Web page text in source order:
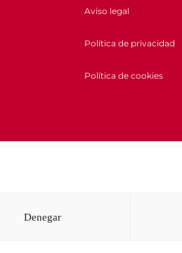
Denegar
Aviso legal
Política de privacidad
Política de cookies